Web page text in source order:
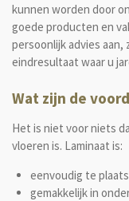
kunnen worden door
goede producten en
persoonlijk advies
eindresultaat waar u
Wat zijn de
Het is niet voor niets
vloeren is. Laminaat is:
eenvoudig te
gemakkelijk in